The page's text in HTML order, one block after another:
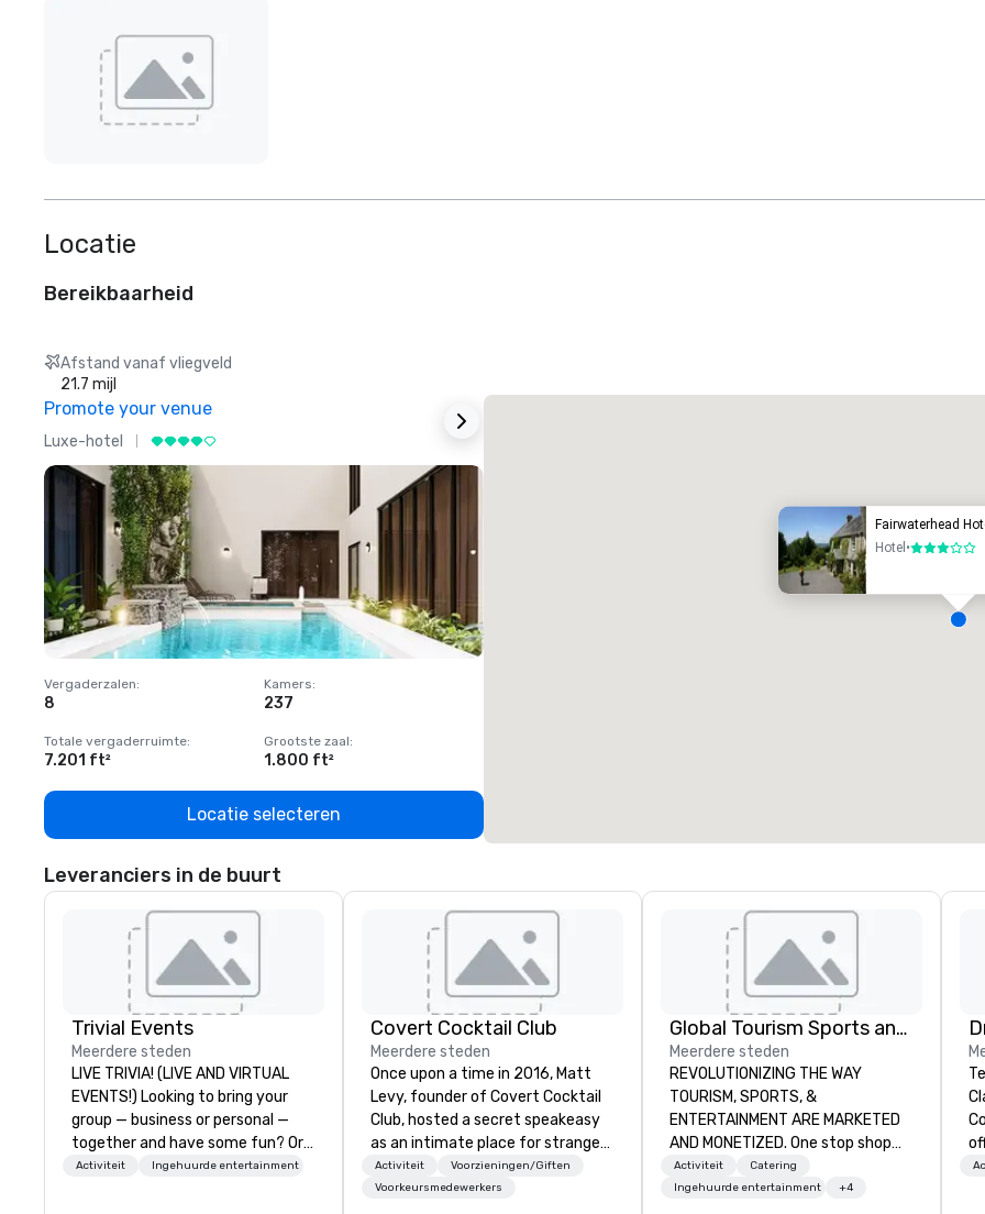
Locatie
Bereikbaarheid
Afstand vanaf vliegveld
21.7 mijl
Promote your venue
Luxe-hotel
Vergaderzalen:
8
Kamers:
237
Totale vergaderruimte:
7.201 ft²
Grootste zaal:
1.800 ft²
Locatie selecteren
Fairwaterhead
Hotel •3 van 5
Leveranciers in de buurt
Trivial Events
Meerdere steden
LIVE TRIVIA! (LIVE AND VIRTUAL
EVENTS!) Looking to bring your
group — business or personal —
together and have some fun? Or
maybe there’s a special occasion
Activiteit Ingehuurde entertainment
Covert Cocktail Club
Meerdere steden
Once upon a time in 2016, Matt
Levy, founder of Covert Cocktail
Club, hosted a secret speakeasy
as an intimate place for strangers
to gather in his home. The only
way to find out about it was via
Activiteit
Voorzieningen/Giften
Voorkeursmedewerkers
Global Tourism Sports and Entertainment
Meerdere steden
REVOLUTIONIZING THE WAY
TOURISM, SPORTS, &
ENTERTAINMENT ARE MARKETED
AND MONETIZED. One stop shop
for all of your sports tickets in the
United States. NFL, NBA, NHL, MLB,
Activiteit
Catering
Ingehuurde entertainment
+4